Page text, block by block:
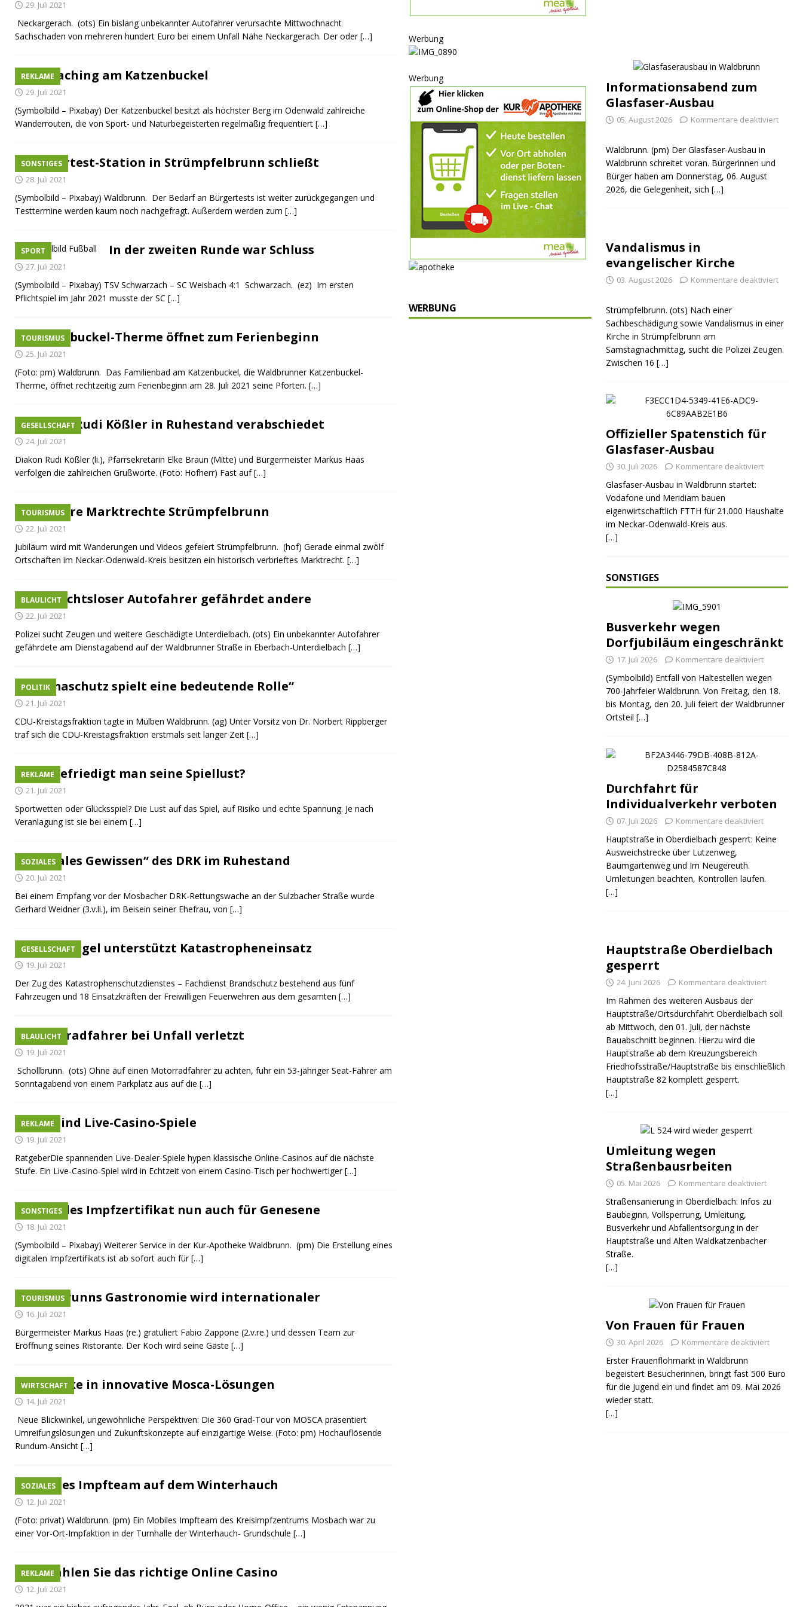
[ 08. Juli 2026 ] Dorfgeschichte sichtbar gemacht
KULTUR
GESELLSCHAFT
[ 05. August 2026 ]
29. Juli 2021
Neckargerach. (ots) Ein bislang unbekannter Autofahrer verursachte Mittwochnacht
Sachschaden von mehreren hundert Euro bei einem Unfall Nähe Neckargerach. Der oder[…]
REKLAME
Geocaching am Katzenbuckel
29. Juli 2021
(Symbolbild – Pixabay) Der Katzenbuckel besitzt als höchster Berg im Odenwald zahlreiche
Wanderrouten, die von Sport- und Naturbegeisterten regelmäßig frequentiert […]
SONSTIGES
Bürgertest-Station in Strümpfelbrunn schließt
28. Juli 2021
(Symbolbild – Pixabay) Waldbrunn. Der Bedarf an Bürgertests ist weiter zurückgegangen und
Testtermine werden kaum noch nachgefragt. Außerdem werden zum […]
SPORT In der zweiten Runde war Schluss
27. Juli 2021
(Symbolbild – Pixabay) TSV Schwarzach – SC Weisbach 4:1 Schwarzach. (ez) Im ersten
Pflichtspiel im Jahr 2021 musste der SC […]
TOURISMUS
Katzenbuckel-Therme öffnet zum Ferienbeginn
25. Juli 2021
(Foto: pm) Waldbrunn. Das Familienbad am Katzenbuckel, die Waldbrunner Katzenbuckel-
Therme, öffnet rechtzeitig zum Ferienbeginn am 28. Juli 2021 seine Pforten. […]
GESELLSCHAFT
Diakon Rudi Kößler in Ruhestand verabschiedet
24. Juli 2021
Diakon Rudi Kößler (li.), Pfarrsekretärin Elke Braun (Mitte) und Bürgermeister Markus Haas
verfolgen die zahlreichen Grußworte. (Foto: Hofherr) Fast auf[…]
TOURISMUS
500 Jahre Marktrechte Strümpfelbrunn
22. Juli 2021
Jubiläum wird mit Wanderungen und Videos gefeiert Strümpfelbrunn. (hof) Gerade einmal zwölf
Ortschaften im Neckar-Odenwald-Kreis besitzen ein historisch verbrieftes Marktrecht. […]
BLAULICHT
Rücksichtsloser Autofahrer gefährdet andere
22. Juli 2021
Polizei sucht Zeugen und weitere Geschädigte Unterdielbach. (ots) Ein unbekannter Autofahrer
gefährdete am Dienstagabend auf der Waldbrunner Straße in Eberbach-Unterdielbach […]
POLITIK
„Klimaschutz spielt eine bedeutende Rolle“
21. Juli 2021
CDU-Kreistagsfraktion tagte in Mülben Waldbrunn. (ag) Unter Vorsitz von Dr. Norbert Rippberger
traf sich die CDU-Kreistagsfraktion erstmals seit langer Zeit […]
REKLAME
Wie befriedigt man seine Spiellust?
21. Juli 2021
Sportwetten oder Glücksspiel? Die Lust auf das Spiel, auf Risiko und echte Spannung. Je nach
Veranlagung ist sie bei einem […]
SOZIALES
„Soziales Gewissen“ des DRK im Ruhestand
20. Juli 2021
Bei einem Empfang vor der Mosbacher DRK-Rettungswache an der Sulzbacher Straße wurde
Gerhard Weidner (3.v.li.), im Beisein seiner Ehefrau, von […]
GESELLSCHAFT
Firma Vogel unterstützt Katastropheneinsatz
19. Juli 2021
Der Zug des Katastrophenschutzdienstes – Fachdienst Brandschutz bestehend aus fünf
Fahrzeugen und 18 Einsatzkräften der Freiwilligen Feuerwehren aus dem gesamten […]
BLAULICHT
Motorradfahrer bei Unfall verletzt
19. Juli 2021
Schollbrunn. (ots) Ohne auf einen Motorradfahrer zu achten, fuhr ein 53-jähriger Seat-Fahrer am
Sonntagabend von einem Parkplatz aus auf die […]
REKLAME
Was sind Live-Casino-Spiele
19. Juli 2021
RatgeberDie spannenden Live-Dealer-Spiele hypen klassische Online-Casinos auf die nächste
Stufe. Ein Live-Casino-Spiel wird in Echtzeit von einem Casino-Tisch per hochwertiger[…]
SONSTIGES
Digitales Impfzertifikat nun auch für Genesene
18. Juli 2021
(Symbolbild – Pixabay) Weiterer Service in der Kur-Apotheke Waldbrunn. (pm) Die Erstellung eines
digitalen Impfzertifikats ist ab sofort auch für[…]
TOURISMUS
Waldbrunns Gastronomie wird internationaler
16. Juli 2021
Bürgermeister Markus Haas (re.) gratuliert Fabio Zappone (2.v.re.) und dessen Team zur
Eröffnung seines Ristorante. Der Koch wird seine Gäste […]
WIRTSCHAFT
Einblicke in innovative Mosca-Lösungen
14. Juli 2021
Neue Blickwinkel, ungewöhnliche Perspektiven: Die 360 Grad-Tour von MOSCA präsentiert
Umreifungslösungen und Zukunftskonzepte auf einzigartige Weise. (Foto: pm) Hochauflösende
Rundum-Ansicht […]
SOZIALES
Mobiles Impfteam auf dem Winterhauch
12. Juli 2021
(Foto: privat) Waldbrunn. (pm) Ein Mobiles Impfteam des Kreisimpfzentrums Mosbach war zu
einer Vor-Ort-Impfaktion in der Turnhalle der Winterhauch- Grundschule […]
REKLAME
So wählen Sie das richtige Online Casino
12. Juli 2021
Werbung
Werbung
WERBUNG
Informationsabend zum
Glasfaser-Ausbau
05. August 2026 Kommentare deaktiviert
Waldbrunn. (pm) Der Glasfaser-Ausbau in
Waldbrunn schreitet voran. Bürgerinnen und
Bürger haben am Donnerstag, 06. August
2026, die Gelegenheit, sich […]
Vandalismus in
evangelischer Kirche
03. August 2026 Kommentare deaktiviert
Strümpfelbrunn. (ots) Nach einer
Sachbeschädigung sowie Vandalismus in einer
Kirche in Strümpfelbrunn am
Samstagnachmittag, sucht die Polizei Zeugen.
Zwischen 16 […]
Offizieller Spatenstich für
Glasfaser-Ausbau
30. Juli 2026 Kommentare deaktiviert
Glasfaser-Ausbau in Waldbrunn startet:
Vodafone und Meridiam bauen
eigenwirtschaftlich FTTH für 21.000 Haushalte
im Neckar-Odenwald-Kreis aus.
[…]
SONSTIGES
Busverkehr wegen
Dorfjubiläum eingeschränkt
17. Juli 2026 Kommentare deaktiviert
(Symbolbild) Entfall von Haltestellen wegen
700-Jahrfeier Waldbrunn. Von Freitag, den 18.
bis Montag, den 20. Juli feiert der Waldbrunner
Ortsteil […]
Durchfahrt für
Individualverkehr verboten
07. Juli 2026 Kommentare deaktiviert
Hauptstraße in Oberdielbach gesperrt: Keine
Ausweichstrecke über Lutzenweg,
Baumgartenweg und Im Neugereuth.
Umleitungen beachten, Kontrollen laufen.
[…]
Hauptstraße Oberdielbach
gesperrt
24. Juni 2026 Kommentare deaktiviert
Im Rahmen des weiteren Ausbaus der
Hauptstraße/Ortsdurchfahrt Oberdielbach soll
ab Mittwoch, den 01. Juli, der nächste
Bauabschnitt beginnen. Hierzu wird die
Hauptstraße ab dem Kreuzungsbereich
Friedhofsstraße/Hauptstraße bis einschließlich
Hauptstraße 82 komplett gesperrt.
[…]
Umleitung wegen
Straßenbausrbeiten
05. Mai 2026 Kommentare deaktiviert
Straßensanierung in Oberdielbach: Infos zu
Baubeginn, Vollsperrung, Umleitung,
Busverkehr und Abfallentsorgung in der
Hauptstraße und Alten Waldkatzenbacher
Straße.
[…]
Von Frauen für Frauen
30. April 2026 Kommentare deaktiviert
Erster Frauenflohmarkt in Waldbrunn
begeistert Besucherinnen, bringt fast 500 Euro
für die Jugend ein und findet am 09. Mai 2026
wieder statt.
[…]